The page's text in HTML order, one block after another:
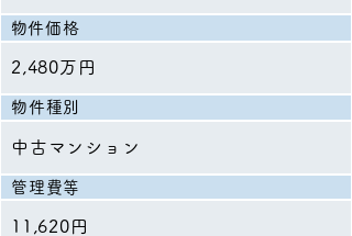
​物件価格
2,480万円
物件種別
中古マンション
管理費等
11,620円